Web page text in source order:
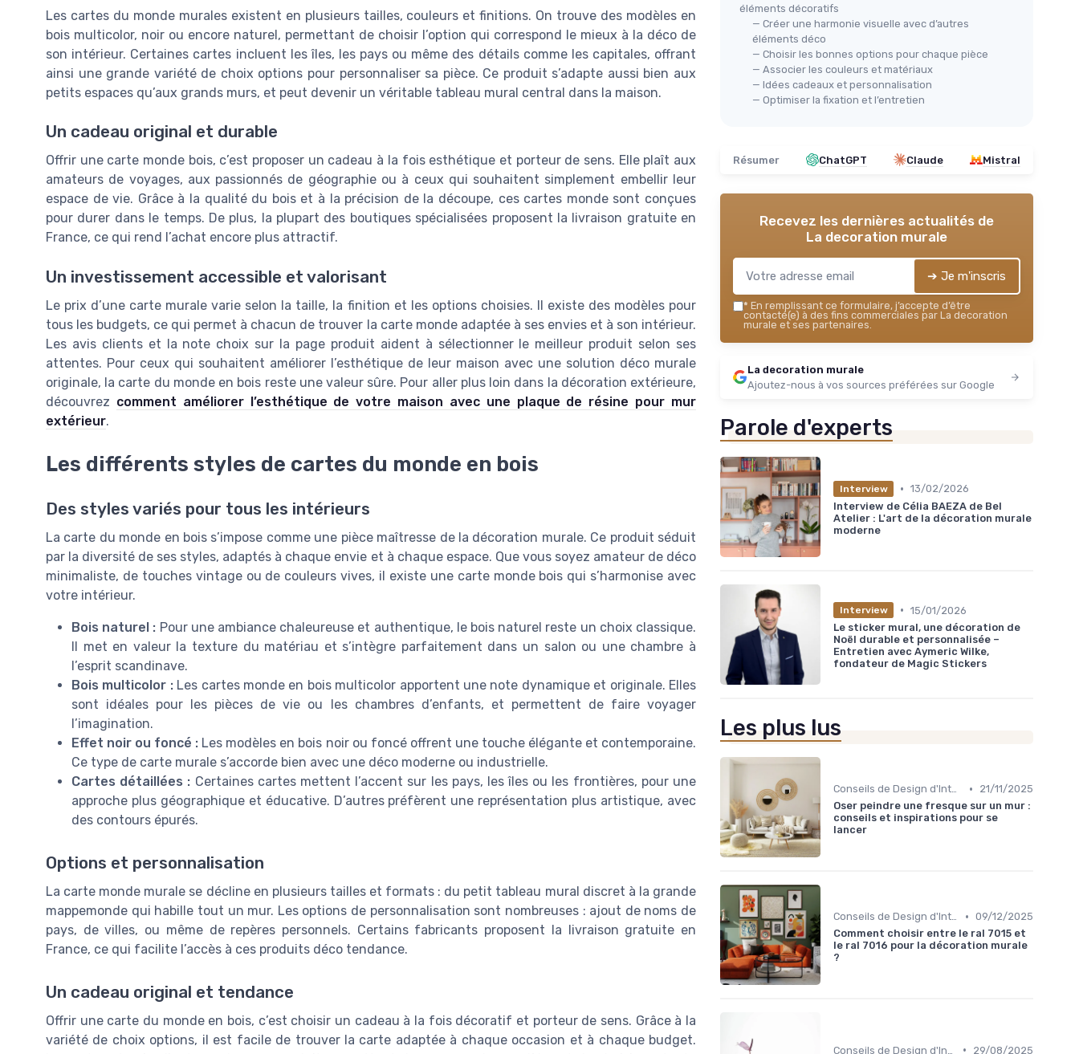
Les cartes du monde murales existent en plusieurs tailles, couleurs et finitions. On trouve des modèles en
bois multicolor, noir ou encore naturel, permettant de choisir l’option qui correspond le mieux à la déco de
son intérieur. Certaines cartes incluent les îles, les pays ou même des détails comme les capitales, offrant
ainsi une grande variété de choix options pour personnaliser sa pièce. Ce produit s’adapte aussi bien aux
petits espaces qu’aux grands murs, et peut devenir un véritable tableau mural central dans la maison.
Un cadeau original et durable
Offrir une carte monde bois, c’est proposer un cadeau à la fois esthétique et porteur de sens. Elle plaît aux
amateurs de voyages, aux passionnés de géographie ou à ceux qui souhaitent simplement embellir leur
espace de vie. Grâce à la qualité du bois et à la précision de la découpe, ces cartes monde sont conçues
pour durer dans le temps. De plus, la plupart des boutiques spécialisées proposent la livraison gratuite en
France, ce qui rend l’achat encore plus attractif.
Un investissement accessible et valorisant
Le prix d’une carte murale varie selon la taille, la finition et les options choisies. Il existe des modèles pour
tous les budgets, ce qui permet à chacun de trouver la carte monde adaptée à ses envies et à son intérieur.
Les avis clients et la note choix sur la page produit aident à sélectionner le meilleur produit selon ses
attentes. Pour ceux qui souhaitent améliorer l’esthétique de leur maison avec une solution déco murale
originale, la carte du monde en bois reste une valeur sûre. Pour aller plus loin dans la décoration extérieure,
découvrez comment améliorer l’esthétique de votre maison avec une plaque de résine pour mur
extérieur.
Les différents styles de cartes du monde en bois
Des styles variés pour tous les intérieurs
La carte du monde en bois s’impose comme une pièce maîtresse de la décoration murale. Ce produit séduit
par la diversité de ses styles, adaptés à chaque envie et à chaque espace. Que vous soyez amateur de déco
minimaliste, de touches vintage ou de couleurs vives, il existe une carte monde bois qui s’harmonise avec
votre intérieur.
Bois naturel : Pour une ambiance chaleureuse et authentique, le bois naturel reste un choix classique.
Il met en valeur la texture du matériau et s’intègre parfaitement dans un salon ou une chambre à
l’esprit scandinave.
Bois multicolor :Les cartes monde en bois multicolor apportent une note dynamique et originale. Elles
sont idéales pour les pièces de vie ou les chambres d’enfants, et permettent de faire voyager
l’imagination.
Effet noir ou foncé : Les modèles en bois noir ou foncé offrent une touche élégante et contemporaine.
Ce type de carte murale s’accorde bien avec une déco moderne ou industrielle.
Cartes détaillées : Certaines cartes mettent l’accent sur les pays, les îles ou les frontières, pour une
approche plus géographique et éducative. D’autres préfèrent une représentation plus artistique, avec
des contours épurés.
Options et personnalisation
La carte monde murale se décline en plusieurs tailles et formats : du petit tableau mural discret à la grande
mappemonde qui habille tout un mur. Les options de personnalisation sont nombreuses : ajout de noms de
pays, de villes, ou même de repères personnels. Certains fabricants proposent la livraison gratuite en
France, ce qui facilite l’accès à ces produits déco tendance.
Un cadeau original et tendance
Offrir une carte du monde en bois, c’est choisir un cadeau à la fois décoratif et porteur de sens. Grâce à la
variété de choix options, il est facile de trouver la carte adaptée à chaque occasion et à chaque budget.
éléments décoratifs
— Créer une harmonie visuelle avec d’autres
éléments déco
— Choisir les bonnes options pour chaque pièce
— Associer les couleurs et matériaux
— Idées cadeaux et personnalisation
— Optimiser la fixation et l’entretien
Résumer ChatGPT Claude Mistral
Recevez les dernières actualités de
La decoration murale
➔ Je m'inscris
* En remplissant ce formulaire, j’accepte d’être
contacté(e) à des fins commerciales par La decoration
murale et ses partenaires.
La decoration murale
Ajoutez-nous à vos sources préférées sur Google
Parole d'experts
Interview • 13/02/2026
Interview de Célia BAEZA de Bel
Atelier : L'art de la décoration murale
moderne
Interview • 15/01/2026
Le sticker mural, une décoration de
Noël durable et personnalisée –
Entretien avec Aymeric Wilke,
fondateur de Magic Stickers
Les plus lus
Conseils de Design d'Intérieur •
21/11/2025
Oser peindre une fresque sur un mur :
conseils et inspirations pour se
lancer
Conseils de Design d'Intérieur • 09/12/2025
Comment choisir entre le ral 7015 et
le ral 7016 pour la décoration murale
?
•
29/08/2025